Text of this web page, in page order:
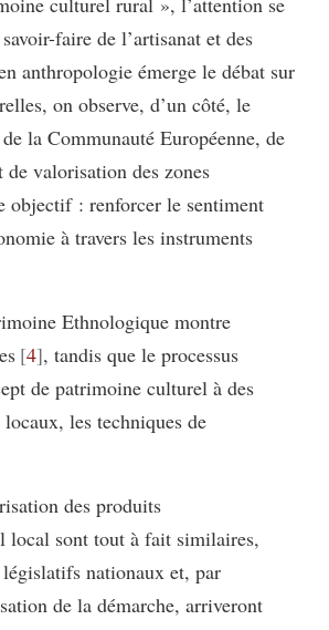
faire de l’artisanat et des
anthropologie émerge le débat sur
on observe, d’un côté, le
la Communauté Européenne, de
valorisation des zones
objectif : renforcer le sentiment
à travers les instruments
Ethnologique montre
4 , tandis que le processus
de patrimoine culturel à des
les techniques de
des produits
local sont tout à fait similaires,
nationaux et, par
de la démarche, arriveront